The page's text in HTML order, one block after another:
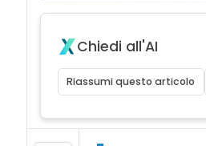
Chiedi all'AI
Riassumi questo articolo